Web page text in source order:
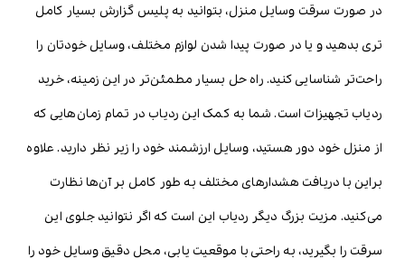
در صورت سرقت وسایل منزل، بتوانید به پلیس گزارش بسیار کامل
تری بدهید و یا در صورت پیدا شدن لوازم مختلف، وسایل خودتان را
راحت‌تر شناسایی کنید. راه حل بسیار مطمئن‌تر در این زمینه، خرید
ردیاب تجهیزات است. شما به کمک این ردیاب در تمام زمان‌هایی که
از منزل خود دور هستید، وسایل ارزشمند خود را زیر نظر دارید. علاوه
براین با دریافت هشدارهای مختلف به طور کامل بر آن‌ها نظارت
می‌کنید. مزیت بزرگ دیگر ردیاب این است که اگر نتوانید جلوی این
سرقت را بگیرید، به راحتی با موقعیت یابی، محل دقیق وسایل خود را